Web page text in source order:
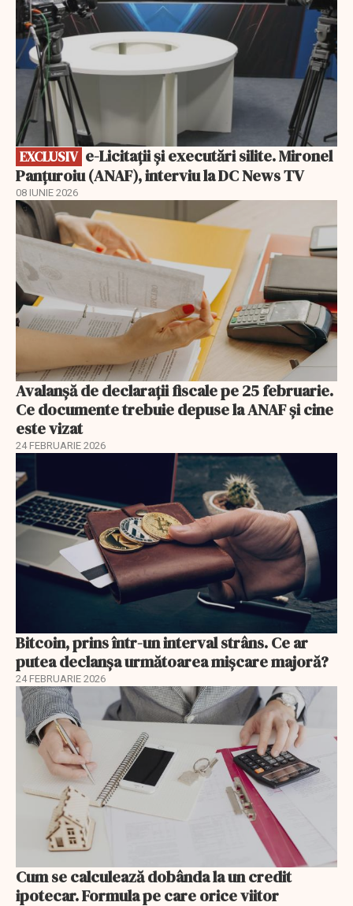
EXCLUSIV
Panțuroiu (ANAF), interviu la DC News TV
08 IUNIE 2026
Avalanșă de declarații fiscale pe 25 februarie.
Ce documente trebuie depuse la ANAF și cine
este vizat
24 FEBRUARIE 2026
Bitcoin, prins într-un interval strâns. Ce ar
putea declanșa următoarea mișcare majoră?
24 FEBRUARIE 2026
Cum se calculează dobânda la un credit
ipotecar. Formula pe care orice viitor